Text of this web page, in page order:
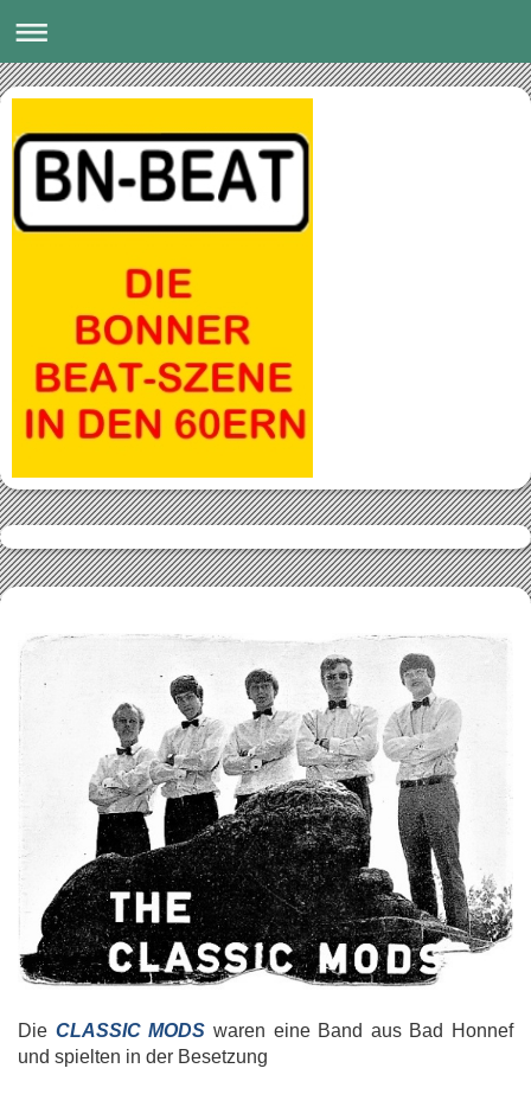
Die CLASSIC MODS waren eine Band aus Bad Honnef
und spielten in der Besetzung